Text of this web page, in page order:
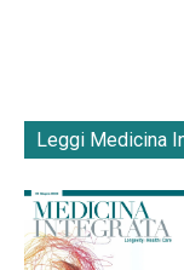
Leggi Medicina